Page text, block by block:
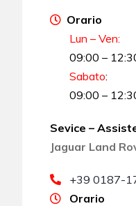
Orario
Lun – Ven:
09:00 –
Sabato:
09:00 –
Sevice –
Jaguar Land
+39 0187-
Orario